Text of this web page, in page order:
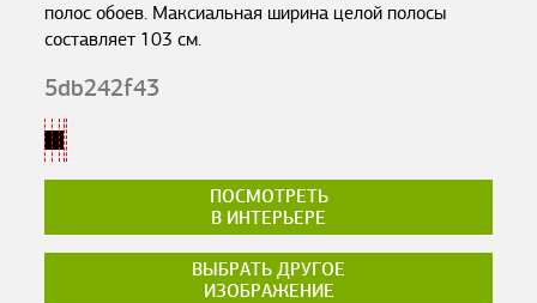
полос обоев. Максиальная ширина целой полосы
составляет 103 см.
5db242f43
ПОСМОТРЕТЬ
В ИНТЕРЬЕРЕ
ВЫБРАТЬ ДРУГОЕ
ИЗОБРАЖЕНИЕ